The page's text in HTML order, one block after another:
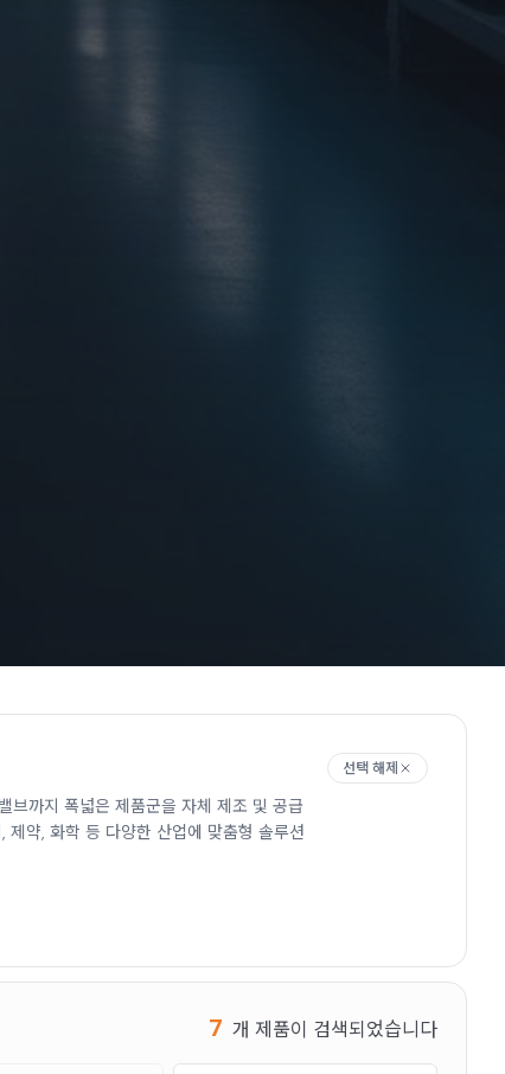
선택 해제
브까지 폭넓은 제품군을 자체 제조 및 공급
제약, 화학 등 다양한 산업에 맞춤형 솔루션
7 개 제품이 검색되었습니다